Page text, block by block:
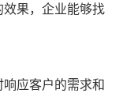
果，企业能够找
应客户的需求和